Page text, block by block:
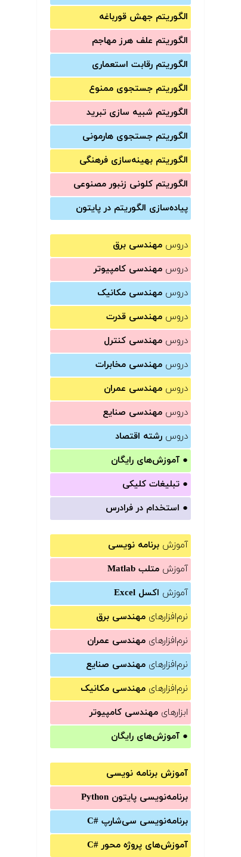
الگوریتم جهش قورباغه
الگوریتم علف هرز مهاجم
الگوریتم رقابت استعماری
الگوریتم جستجوی ممنوع
الگوریتم شبیه سازی تبرید
الگوریتم جستجوی هارمونی
الگوریتم بهینه‌سازی فرهنگی
الگوریتم کلونی زنبور مصنوعی
پیاده‌سازی الگوریتم در پایتون
دروس مهندسی برق
دروس مهندسی کامپیوتر
دروس مهندسی مکانیک
دروس مهندسی قدرت
دروس مهندسی کنترل
دروس مهندسی مخابرات
دروس مهندسی عمران
دروس مهندسی صنایع
دروس رشته اقتصاد
● آموزش‌های رایگان
● تبلیغات کلیکی
● استخدام در فرادرس
آموزش برنامه نویسی
آموزش متلب Matlab
آموزش اکسل Excel
نرم‌افزارهای مهندسی برق
نرم‌افزارهای مهندسی عمران
نرم‌افزارهای مهندسی صنایع
نرم‌افزارهای مهندسی مکانیک
ابزارهای مهندسی کامپیوتر
● آموزش‌های رایگان
آموزش برنامه نویسی
برنامه‌نویسی پایتون Python
برنامه‌‌نویسی سی‌شارپ C#‎
آموزش‌های پروژه محور #C